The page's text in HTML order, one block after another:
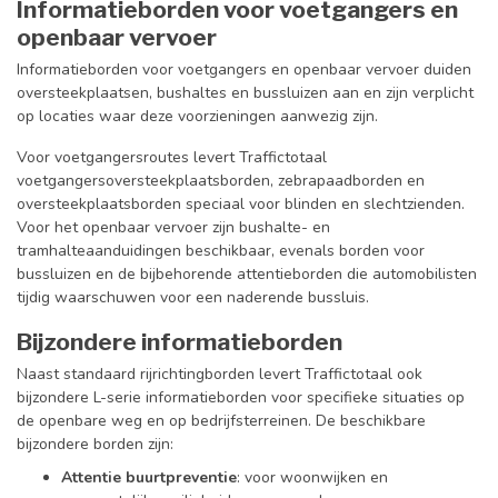
Informatieborden voor voetgangers en
openbaar vervoer
Informatieborden voor voetgangers en openbaar vervoer duiden
oversteekplaatsen, bushaltes en bussluizen aan en zijn verplicht
op locaties waar deze voorzieningen aanwezig zijn.
Voor voetgangersroutes levert Traffictotaal
voetgangersoversteekplaatsborden, zebrapaadborden en
oversteekplaatsborden speciaal voor blinden en slechtzienden.
Voor het openbaar vervoer zijn bushalte- en
tramhalteaanduidingen beschikbaar, evenals borden voor
bussluizen en de bijbehorende attentieborden die automobilisten
tijdig waarschuwen voor een naderende bussluis.
Bijzondere informatieborden
Naast standaard rijrichtingborden levert Traffictotaal ook
bijzondere L-serie informatieborden voor specifieke situaties op
de openbare weg en op bedrijfsterreinen. De beschikbare
bijzondere borden zijn:
Attentie buurtpreventie: voor woonwijken en